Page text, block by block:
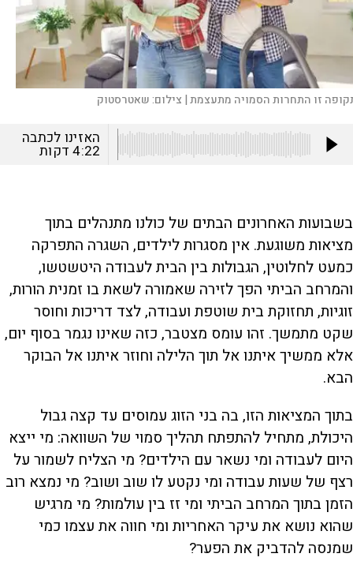
זו התחרות הסמויה מתעצמת | צילום:שאטרסטוק
האזינו לכתבה
4:22דקות
בשבועות האחרונים הבתים של כולנו מתנהלים בתוך
מציאות משוגעת. אין מסגרות לילדים, השגרה התפרקה
כמעט לחלוטין, הגבולות בין הבית לעבודה היטשטשו,
והמרחב הביתי הפך לזירה שאמורה לשאת בו זמנית הורות,
זוגיות, תחזוקת בית שוטפת ועבודה, לצד דריכות וחוסר
שקט מתמשך. זהו עומס מצטבר, כזה שאינו נגמר בסוף יום,
אלא ממשיך איתנו אל תוך הלילה וחוזר איתנו אל הבוקר
הבא.
בתוך המציאות הזו, בה בני הזוג עמוסים עד קצה גבול
היכולת, מתחיל להתפתח תהליך סמוי של השוואה: מי ייצא
היום לעבודה ומי נשאר עם הילדים? מי הצליח לשמור על
רצף של שעות עבודה ומי נקטע לו שוב ושוב? מי נמצא רוב
הזמן בתוך המרחב הביתי ומי זז בין עולמות? מי מרגיש
שהוא נושא את עיקר האחריות ומי חווה את עצמו כמי
שמנסה להדביק את הפער?